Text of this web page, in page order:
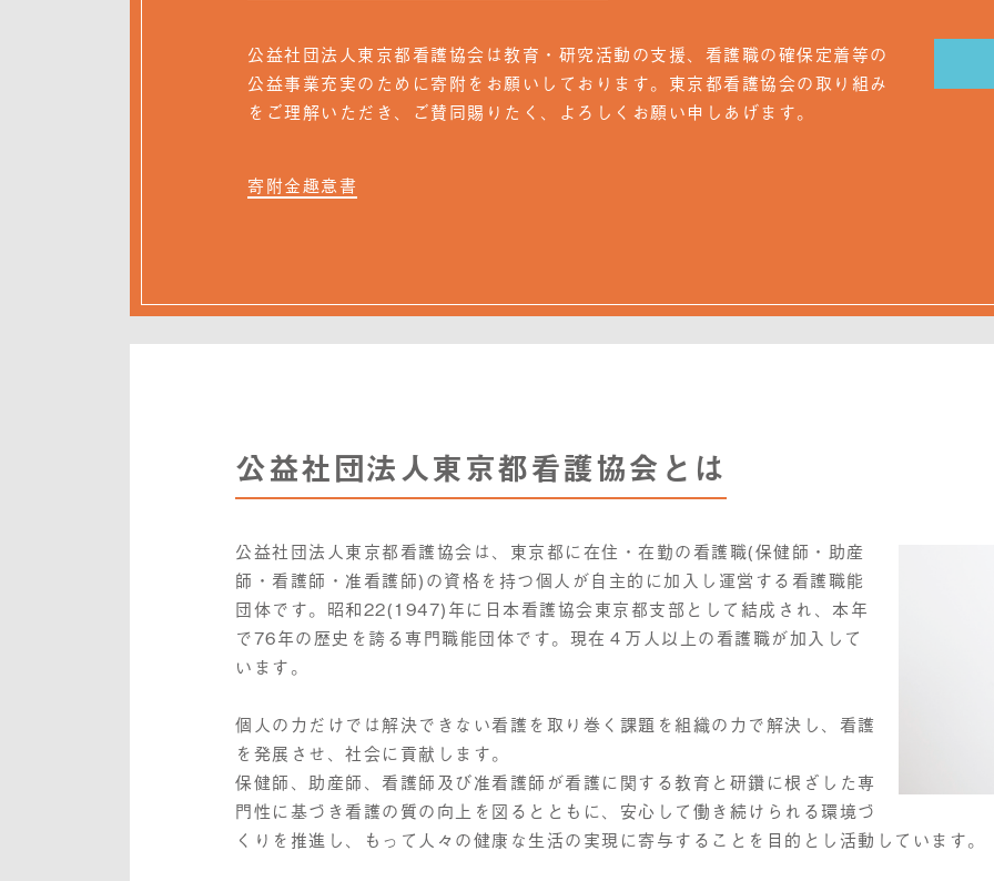
公益社団法人東京都看護協会は教育・研究活動の支援、看護職の確保定着等の
公益事業充実のために寄附をお願いしております。東京都看護協会の取り組み
をご理解いただき、ご賛同賜りたく、よろしくお願い申しあげます。
寄附金趣意書
公益社団法人東京都看護協会とは
公益社団法人東京都看護協会は、東京都に在住・在勤の看護職(保健師・助産
師・看護師・准看護師)の資格を持つ個人が自主的に加入し運営する看護職能
団体です。昭和22(1947)年に日本看護協会東京都支部として結成され、本年
で76年の歴史を誇る専門職能団体です。現在４万人以上の看護職が加入して
います。
個人の力だけでは解決できない看護を取り巻く課題を組織の力で解決し、看護
を発展させ、社会に貢献します。
保健師、助産師、看護師及び准看護師が看護に関する教育と研鑽に根ざした専
門性に基づき看護の質の向上を図るとともに、安心して働き続けられる環境づ
くりを推進し、もって人々の健康な生活の実現に寄与することを目的とし活動しています。